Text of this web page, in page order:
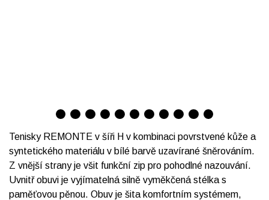
Tenisky REMONTE v šíři H v kombinaci povrstvené kůže a
syntetického materiálu v bílé barvě uzavírané šněrováním.
Z vnější strany je všit funkční zip pro pohodlné nazouvání.
Uvnitř obuvi je vyjímatelná silně vyměkčená stélka s
paměťovou pěnou. Obuv je šita komfortním systémem,